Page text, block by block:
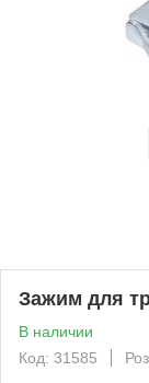
Зажим для
В наличии
Код: 31585